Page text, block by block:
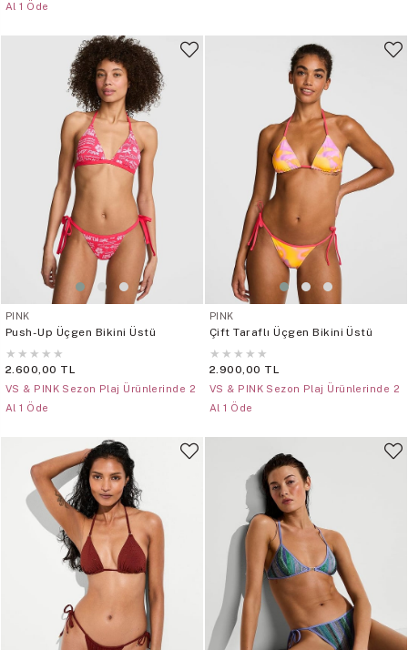
Al 1 Öde
PINK
Push-Up Üçgen Bikini Üstü
★ ★ ★ ★ ★
2.600,00 TL
VS & PINK Sezon Plaj Ürünlerinde 2
Al 1 Öde
PINK
Çift Taraflı Üçgen Bikini Üstü
★ ★ ★ ★ ★
2.900,00 TL
VS & PINK Sezon Plaj Ürünlerinde 2
Al 1 Öde